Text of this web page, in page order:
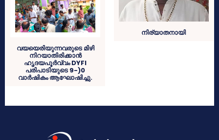
വയയെരിയുന്നവരുടെ മിഴി
നിറയാതിരിക്കാൻ
ഹൃദയപൂർവ്വം DYFI
പരിപാടിയുടെ 9-)0
വാർഷികം ആഘോഷിച്ചു.
നിര്യാതനായി